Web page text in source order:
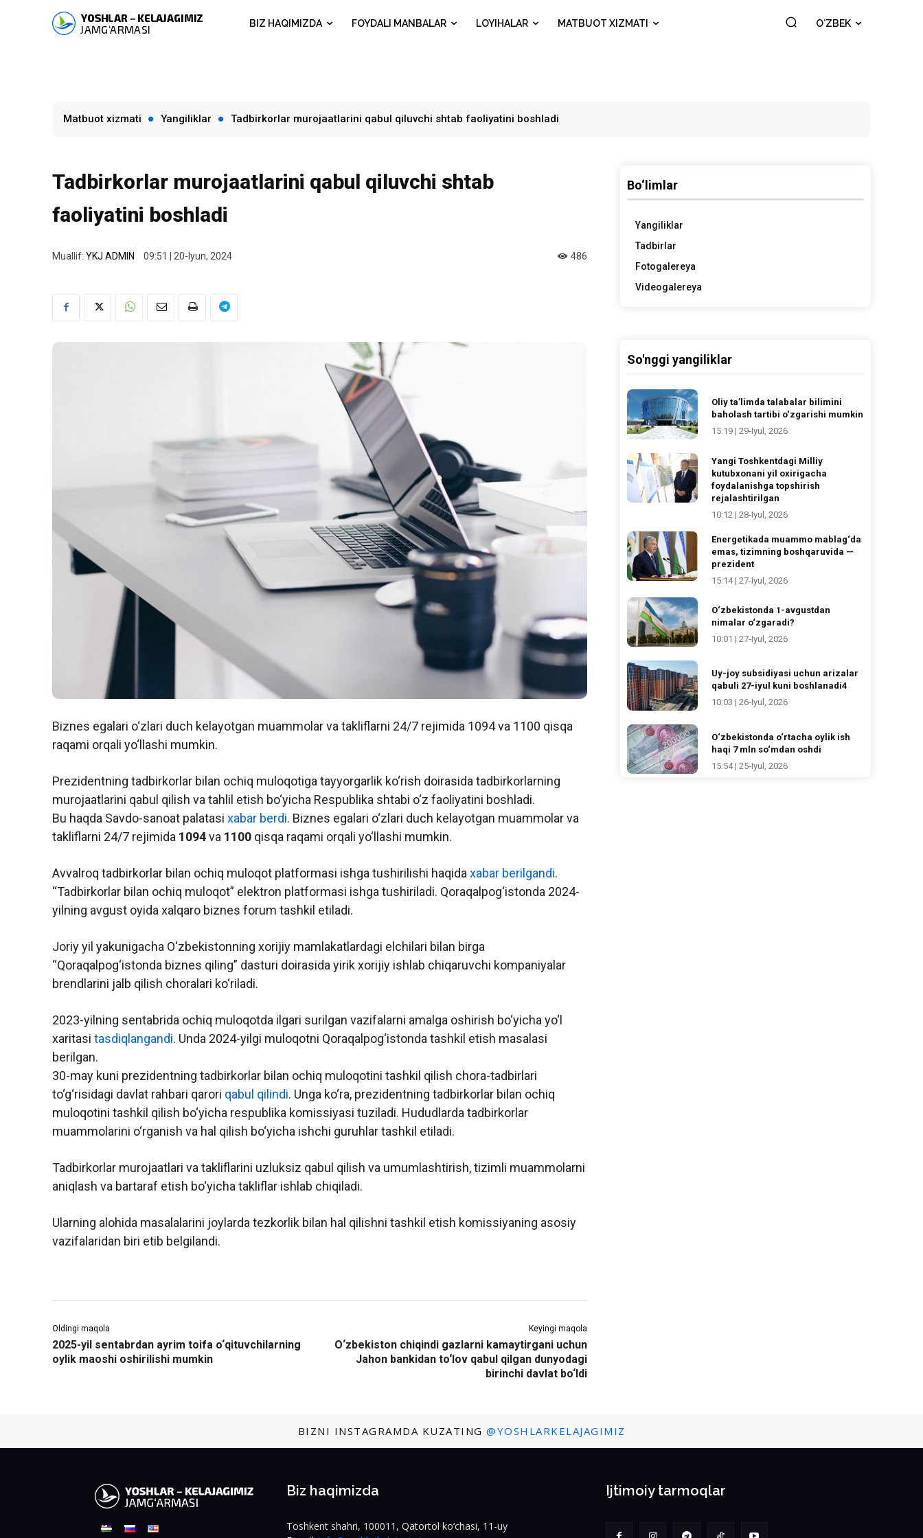
BIZ HAQIMIZDA FOYDALI MANBALAR LOYIHALAR MATBUOT XIZMATI OʻZBEK
Matbuot xizmati Yangiliklar Tadbirkorlar murojaatlarini qabul qiluvchi shtab faoliyatini boshladi
Tadbirkorlar murojaatlarini qabul qiluvchi shtab
faoliyatini boshladi
Muallif: YKJ ADMIN 09:51 | 20-Iyun, 2024 486
Biznes egalari o‘zlari duch kelayotgan muammolar va takliflarni 24/7 rejimida 1094 va 1100 qisqa
raqami orqali yo‘llashi mumkin.
Prezidentning tadbirkorlar bilan ochiq muloqotiga tayyorgarlik ko‘rish doirasida tadbirkorlarning
murojaatlarini qabul qilish va tahlil etish bo‘yicha Respublika shtabi o‘z faoliyatini boshladi.
Bu haqda Savdo-sanoat palatasi xabar berdi. Biznes egalari o‘zlari duch kelayotgan muammolar va
takliflarni 24/7 rejimida 1094va 1100 qisqa raqami orqali yo‘llashi mumkin.
Avvalroq tadbirkorlar bilan ochiq muloqot platformasi ishga tushirilishi haqida xabar berilgandi.
“Tadbirkorlar bilan ochiq muloqot” elektron platformasi ishga tushiriladi. Qoraqalpog‘istonda 2024-
yilning avgust oyida xalqaro biznes forum tashkil etiladi.
Joriy yil yakunigacha O‘zbekistonning xorijiy mamlakatlardagi elchilari bilan birga
“Qoraqalpog‘istonda biznes qiling” dasturi doirasida yirik xorijiy ishlab chiqaruvchi kompaniyalar
brendlarini jalb qilish choralari ko‘riladi.
2023-yilning sentabrida ochiq muloqotda ilgari surilgan vazifalarni amalga oshirish bo‘yicha yo‘l
xaritasi tasdiqlangandi. Unda 2024-yilgi muloqotni Qoraqalpog‘istonda tashkil etish masalasi
berilgan.
30-may kuni prezidentning tadbirkorlar bilan ochiq muloqotini tashkil qilish chora-tadbirlari
to‘g‘risidagi davlat rahbari qarori qabul qilindi. Unga ko‘ra, prezidentning tadbirkorlar bilan ochiq
muloqotini tashkil qilish bo‘yicha respublika komissiyasi tuziladi. Hududlarda tadbirkorlar
muammolarini o‘rganish va hal qilish bo‘yicha ishchi guruhlar tashkil etiladi.
Tadbirkorlar murojaatlari va takliflarini uzluksiz qabul qilish va umumlashtirish, tizimli muammolarni
aniqlash va bartaraf etish bo‘yicha takliflar ishlab chiqiladi.
Ularning alohida masalalarini joylarda tezkorlik bilan hal qilishni tashkil etish komissiyaning asosiy
vazifalaridan biri etib belgilandi.
Oldingi maqola
2025-yil sentabrdan ayrim toifa o‘qituvchilarning
oylik maoshi oshirilishi mumkin
Keyingi maqola
O‘zbekiston chiqindi gazlarni kamaytirgani uchun
Jahon bankidan to‘lov qabul qilgan dunyodagi
birinchi davlat bo‘ldi
Bo‘limlar
Yangiliklar
Tadbirlar
Fotogalereya
Videogalereya
So'nggi yangiliklar
Oliy ta’limda talabalar bilimini
baholash tartibi o‘zgarishi mumkin
15:19 | 29-Iyul, 2026
Yangi Toshkentdagi Milliy
kutubxonani yil oxirigacha
foydalanishga topshirish
rejalashtirilgan
10:12 | 28-Iyul, 2026
Energetikada muammo mablag‘da
emas, tizimning boshqaruvida —
prezident
15:14 | 27-Iyul, 2026
O‘zbekistonda 1-avgustdan
nimalar o‘zgaradi?
10:01 | 27-Iyul, 2026
Uy-joy subsidiyasi uchun arizalar
qabuli 27-iyul kuni boshlanadi4
10:03 | 26-Iyul, 2026
O‘zbekistonda o‘rtacha oylik ish
haqi 7 mln so‘mdan oshdi
15:54 | 25-Iyul, 2026
BIZNI INSTAGRAMDA KUZATING @YOSHLARKELAJAGIMIZ
Biz haqimizda
Toshkent shahri, 100011, Qatortol ko‘chasi, 11-uy
Ijtimoiy tarmoqlar